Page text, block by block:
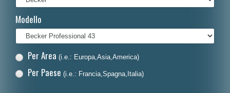
Polski
Dansk
Modello
Per Area (i.e.: Europa,Asia,America)
Per Paese (i.e.: Francia,Spagna,Italia)